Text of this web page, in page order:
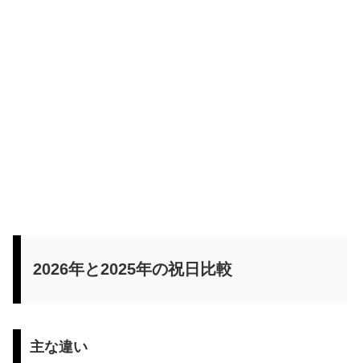
2026年と2025年の祝日比較
主な違い